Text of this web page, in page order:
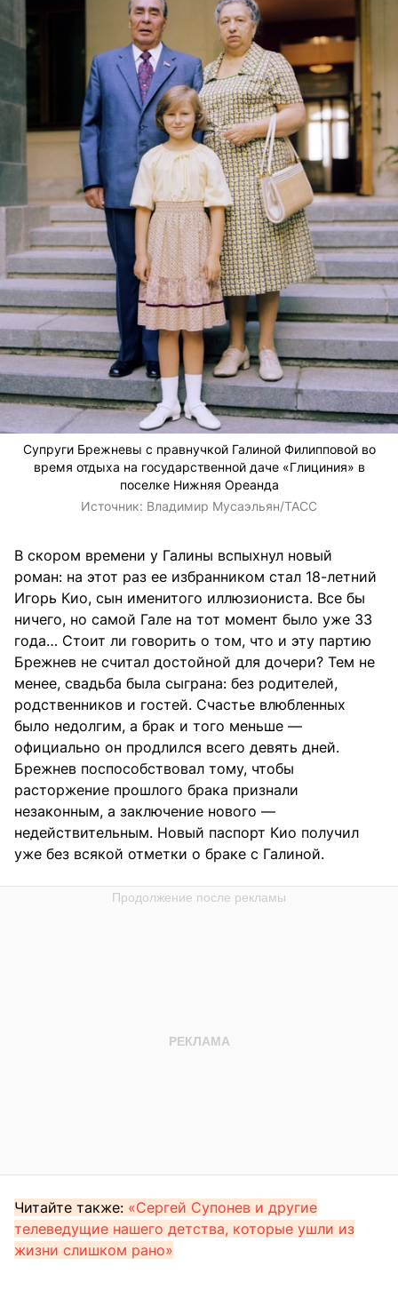
Супруги Брежневы с правнучкой Галиной Филипповой во
время отдыха на государственной даче «Глициния» в
поселке Нижняя Ореанда
Источник: Владимир Мусаэльян/ТАСС
В скором времени у Галины вспыхнул новый
роман: на этот раз ее избранником стал 18-летний
Игорь Кио, сын именитого иллюзиониста. Все бы
ничего, но самой Гале на тот момент было уже 33
года… Стоит ли говорить о том, что и эту партию
Брежнев не считал достойной для дочери? Тем не
менее, свадьба была сыграна: без родителей,
родственников и гостей. Счастье влюбленных
было недолгим, а брак и того меньше —
официально он продлился всего девять дней.
Брежнев поспособствовал тому, чтобы
расторжение прошлого брака признали
незаконным, а заключение нового —
недействительным. Новый паспорт Кио получил
уже без всякой отметки о браке с Галиной.
Читайте также: «Сергей Супонев и другие
телеведущие нашего детства, которые ушли из
жизни слишком рано»